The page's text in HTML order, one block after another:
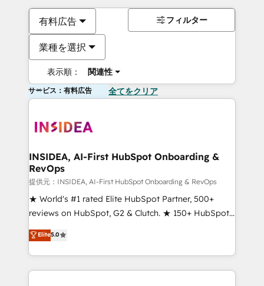
有料広告
業種を選択
表示順： 関連性
フィルター
サービス：有料広告 全てをクリア
INSIDEA, AI-First HubSpot Onboarding &
RevOps
提供元：INSIDEA, AI-First HubSpot Onboarding & RevOps
★ World's #1 rated Elite HubSpot Partner, 500+
reviews on HubSpot, G2 & Clutch. ★ 150+ HubSpot
Certified Experts & Trainers across the team ★
1,500+ implementations across five continents ★ AI-
First, RevOps-led, Onboarding obsessed ★
Company of the Year 2024/25 INSIDEA helps
Elite5.0